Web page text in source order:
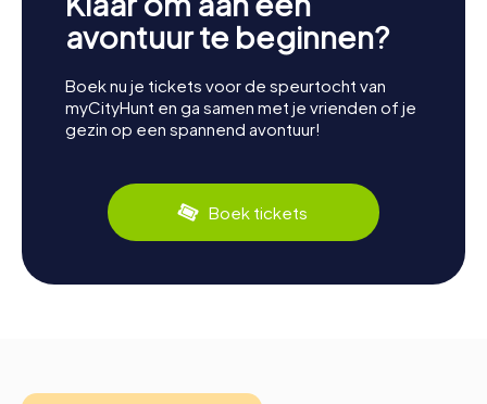
avontuur te beginnen?
Boek nu je tickets voor de speurtocht van
myCityHunt en ga samen met je vrienden of je
gezin op een spannend avontuur!
Boek tickets